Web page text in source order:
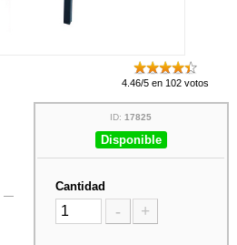
4.46/5 en 102 votos
ID:17825
Disponible
Cantidad
- +